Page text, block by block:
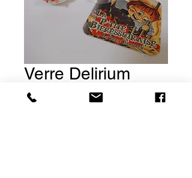
Verre Delirium
Noël 25cl